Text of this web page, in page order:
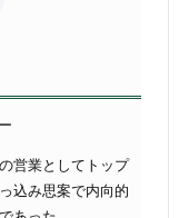
営業としてトップ
込み思案で内向的